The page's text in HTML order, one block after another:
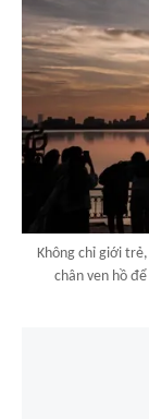
Không chỉ giới
chân ven hồ